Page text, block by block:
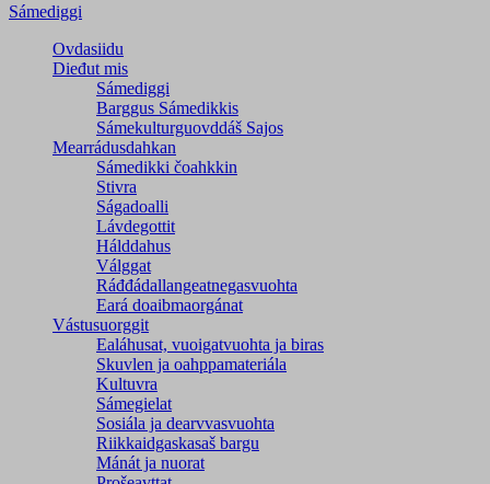
Sámediggi
Ovdasiidu
Dieđut mis
Sámediggi
Barggus Sámedikkis
Sámekulturguovddáš Sajos
Mearrádusdahkan
Sámedikki čoahkkin
Stivra
Ságadoalli
Lávdegottit
Hálddahus
Válggat
Ráđđádallangeatnegas­vuohta
Eará doaibmaorgánat
Vástusuorggit
Ealáhusat, vuoigatvuohta ja biras
Skuvlen ja oahppamateriála
Kultuvra
Sámegielat
Sosiála ja dearvvasvuohta
Riikkaidgaskasaš bargu
Mánát ja nuorat